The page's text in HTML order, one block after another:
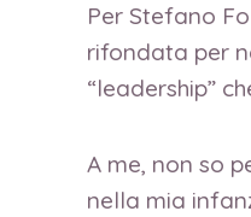
Per Stefano
rifondata per
“leadership”
A me, non so
nella mia